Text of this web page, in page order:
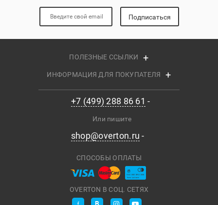
Подписаться
ПОЛЕЗНЫЕ ССЫЛКИ
ИНФОРМАЦИЯ ДЛЯ ПОКУПАТЕЛЯ
+7 (499) 288 86 61
Или пишите
shop@overton.ru
OVERTON В СОЦ. СЕТЯХ
СПОСОБЫ ОПЛАТЫ